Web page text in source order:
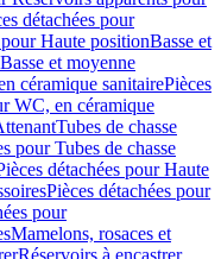
détachées pour
Haute positionBasse et
et moyenne
céramique sanitairePièces
WC, en céramique
Tubes de chasse
pour Tubes de chasse
détachées pour Haute
Pièces détachées pour
pour
Mamelons, rosaces et
Réservoirs à encastrer